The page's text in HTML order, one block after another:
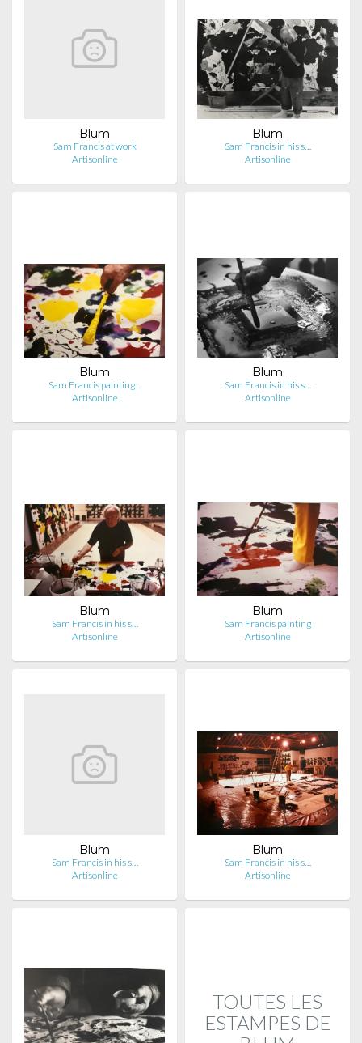
Blum
Sam Francis at work
Artisonline
Blum
Sam Francis in his s…
Artisonline
Blum
Sam Francis painting…
Artisonline
Blum
Sam Francis in his s…
Artisonline
Blum
Sam Francis in his s…
Artisonline
Blum
Sam Francis painting
Artisonline
Blum
Sam Francis in his s…
Artisonline
Blum
Sam Francis in his s…
Artisonline
TOUTES LES
ESTAMPES DE